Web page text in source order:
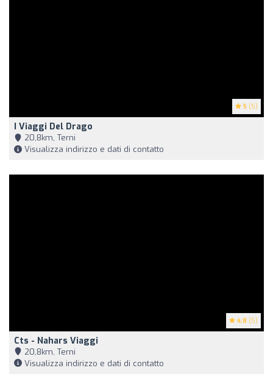
5 (5)
I Viaggi Del Drago
20,8km, Terni
Visualizza indirizzo e dati di contatto
4.8 (5)
Cts - Nahars Viaggi
20,8km, Terni
Visualizza indirizzo e dati di contatto